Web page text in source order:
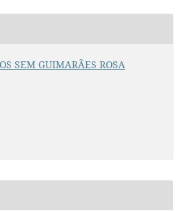
SEM GUIMARÃES ROSA